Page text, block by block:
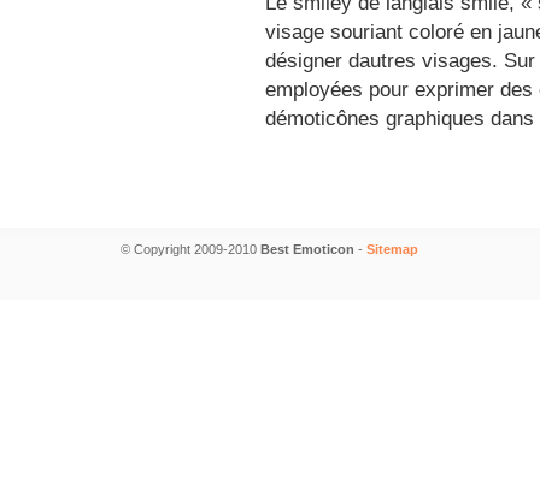
visage souriant coloré en
désigner dautres visages.
employées pour exprimer
démoticônes graphiques
© Copyright 2009-2010 Best Emoticon - Sitemap